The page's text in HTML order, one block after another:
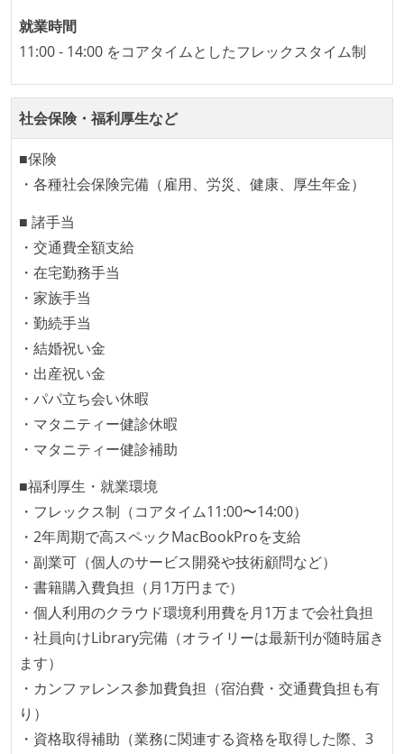
の境界を超えて、個人が必要な範囲にまで染み出して
いく姿勢が根付いている
企画を決定する場に、実装を担当する開発メンバーが
参加している
タスクの見積もりは、実装を担当するメンバーが中心
となって行う
全体のスケジュール管理は、途中の成果を随時確認し
ながら、納期または盛り込む機能を柔軟に調整する形
で行う
プロダクトの開発言語やフレームワークなど主要な構
成技術は、基本的に最新版より1年以上ビハインドし
ていない
コード品質向上のための取り組み
本番にデプロイされるコードには、全てコードレビュ
ーまたはペアプログラミングを実施している
「リファクタリングは随時行われるべき」という価値
観をメンバー全員が共有しており、日常的に実施して
いる
何らかのコーディング規約をチーム全体で遵守するよ
うにしている
提出されたコードには自動的にリグレッションテスト
が実行される環境が構築されている
テストの実施度
ほとんどのプロダクトコードに単体テストを記述、実
施している
る
就業時間
11:00 - 14:00 をコアタイムとしたフレックスタイム制
社会保険・福利厚生など
■保険
・各種社会保険完備（雇用、労災、健康、厚生年金）
■ 諸手当
・交通費全額支給
・在宅勤務手当
・家族手当
・勤続手当
・結婚祝い金
・出産祝い金
・パパ立ち会い休暇
・マタニティー健診休暇
・マタニティー健診補助
■福利厚生・就業環境
・フレックス制（コアタイム11:00〜14:00）
・2年周期で高スペックMacBookProを支給
・副業可（個人のサービス開発や技術顧問など）
・書籍購入費負担（月1万円まで）
・個人利用のクラウド環境利用費を月1万まで会社負担
・社員向けLibrary完備（オライリーは最新刊が随時届き
ます）
・カンファレンス参加費負担（宿泊費・交通費負担も有
り）
・資格取得補助（業務に関連する資格を取得した際、3